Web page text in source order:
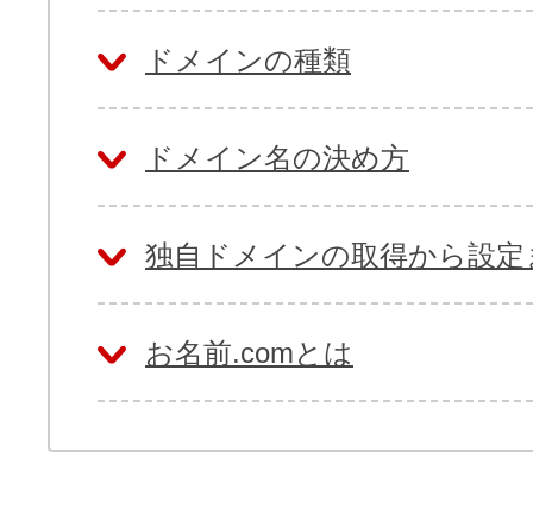
ドメインの種類
ドメイン名の決め方
独自ドメインの取得から設定
お名前.comとは